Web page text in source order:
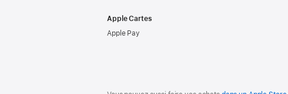
Apple Cartes
Apple Pay